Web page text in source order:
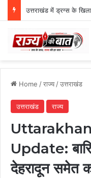
Home /राज्य/उत्तराखंड
उत्तराखंड राज्य
Update:
देहरादून समेत